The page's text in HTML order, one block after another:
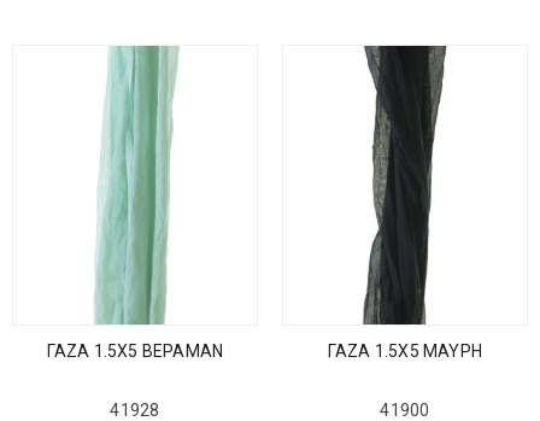
ΓΑΖΑ 1.5Χ5 ΒΕΡΑΜΑΝ
41928
ΓΑΖΑ 1.5Χ5 ΜΑΥΡΗ
41900